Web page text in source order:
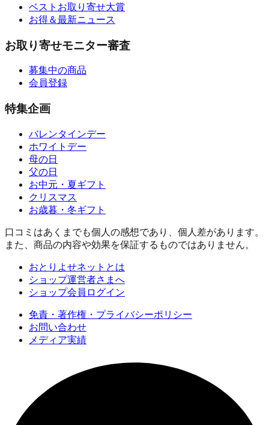
ベストお取り寄せ大賞
お得＆最新ニュース
お取り寄せモニター審査
募集中の商品
会員登録
特集企画
バレンタインデー
ホワイトデー
母の日
父の日
お中元・夏ギフト
クリスマス
お歳暮・冬ギフト
口コミはあくまでも個人の感想であり、個人差があります。
また、商品の内容や効果を保証するものではありません。
おとりよせネットとは
ショップ運営者さまへ
ショップ会員ログイン
免責・著作権・プライバシーポリシー
お問い合わせ
メディア実績